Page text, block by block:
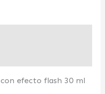
efecto flash 30 ml